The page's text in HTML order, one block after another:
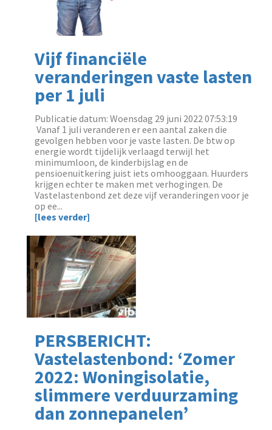
Vijf financiële
veranderingen vaste lasten
per 1 juli
Publicatie datum: Woensdag 29 juni 2022 07:53:19
‌ Vanaf 1 juli veranderen er een aantal zaken die
gevolgen hebben voor je vaste lasten. De btw op
energie wordt tijdelijk verlaagd terwijl het
minimumloon, de kinderbijslag en de
pensioenuitkering juist iets omhooggaan. Huurders
krijgen echter te maken met verhogingen. De
Vastelastenbond zet deze vijf veranderingen voor je
op ee...
[lees verder]
PERSBERICHT:
Vastelastenbond: ‘Zomer
2022: Woningisolatie,
slimmere verduurzaming
dan zonnepanelen’